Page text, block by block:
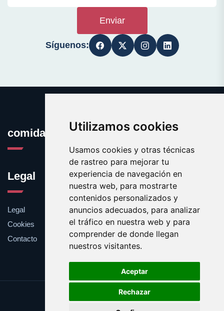
Utilizamos cookies
Usamos cookies y otras técnicas
de rastreo para mejorar tu
experiencia de navegación en
nuestra web, para mostrarte
contenidos personalizados y
anuncios adecuados, para analizar
el tráfico en nuestra web y para
comprender de donde llegan
nuestros visitantes.
Aceptar
Rechazar
Enviar
Síguenos:
comidaafrodisiaca.com
Legal
Legal
Cookies
Contacto
Update cookies preferences